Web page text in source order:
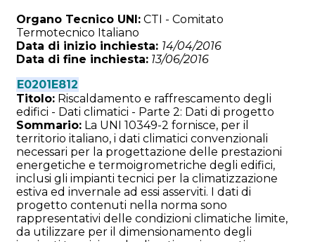
Organo Tecnico UNI: CTI - Comitato
Termotecnico Italiano
Data di inizio inchiesta: 14/04/2016
Data di fine inchiesta: 13/06/2016
E0201E812
Titolo: Riscaldamento e raffrescamento degli
edifici - Dati climatici - Parte 2: Dati di progetto
Sommario: La UNI 10349-2 fornisce, per il
territorio italiano, i dati climatici convenzionali
necessari per la progettazione delle prestazioni
energetiche e termoigrometriche degli edifici,
inclusi gli impianti tecnici per la climatizzazione
estiva ed invernale ad essi asserviti. I dati di
progetto contenuti nella norma sono
rappresentativi delle condizioni climatiche limite,
da utilizzare per il dimensionamento degli